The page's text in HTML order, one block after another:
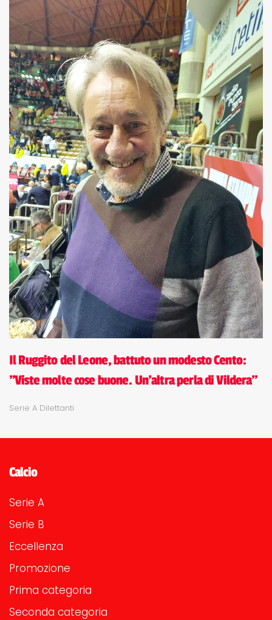
Il Ruggito del Leone, battuto un modesto Cento:
"Viste molte cose buone. Un'altra perla di Vildera"
Serie A Dilettanti
Calcio
Serie A
Serie B
Eccellenza
Promozione
Prima categoria
Seconda categoria